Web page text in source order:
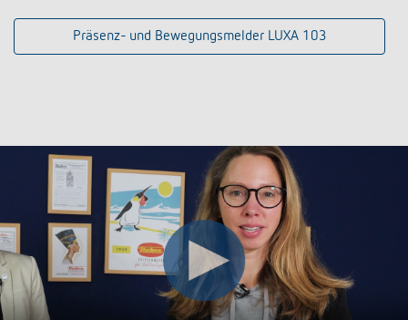
Präsenz- und Bewegungsmelder LUXA 103